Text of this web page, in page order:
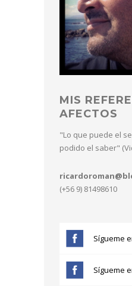
MIS
AFECTOS
"Lo que puede el
podido el saber"
(+56 9) 81498610
Sígueme
Sígueme